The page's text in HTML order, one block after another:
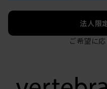
法人限
ご希望に応